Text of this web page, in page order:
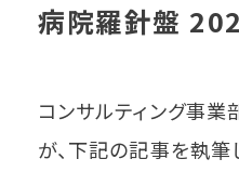
病院羅針盤
コンサルティング事
が、下記の記事を執筆